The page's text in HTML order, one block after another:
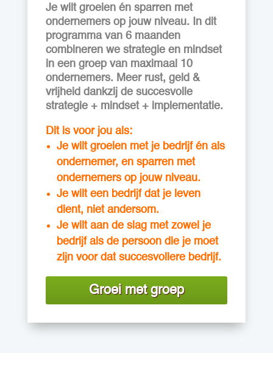
Je wilt groeien én sparren met
ondernemers op jouw niveau. In dit
programma van 6 maanden
combineren we strategie en mindset
in een groep van maximaal 10
ondernemers. Meer rust, geld &
vrijheid dankzij de succesvolle
strategie + mindset + implementatie.
Dit is voor jou als:
Je wilt groeien met je bedrijf én als
ondernemer, en sparren met
ondernemers op jouw niveau.
Je wilt een bedrijf dat je leven
dient, niet andersom.
Je wilt aan de slag met zowel je
bedrijf als de persoon die je moet
zijn voor dat succesvollere bedrijf.
Groei met groep